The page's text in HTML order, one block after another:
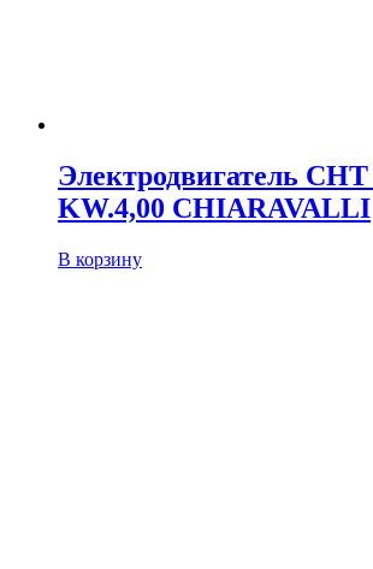
Электродвигатель
KW.4,00 CHIARAVALLI
В корзину